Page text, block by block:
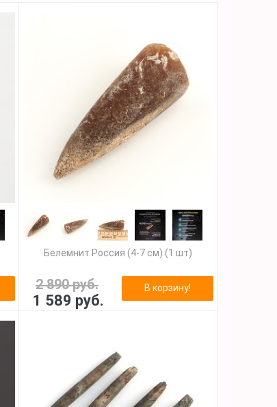
Белемнит Россия (4-7 см) (1 шт)
2 890 руб.
1 589 руб.
В корзину!